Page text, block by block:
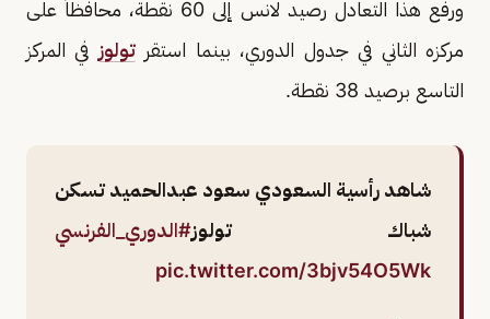
ورفع هذا التعادل رصيد لانس إلى 60 نقطة، محافظاً على
مركزه الثاني في جدول الدوري، بينما استقرتولوز في المركز
التاسع برصيد 38 نقطة.
شاهد رأسية السعودي سعود عبدالحميد تسكن
شباك تولوز#الدوري_الفرنسي
pic.twitter.com/3bjv54O5Wk